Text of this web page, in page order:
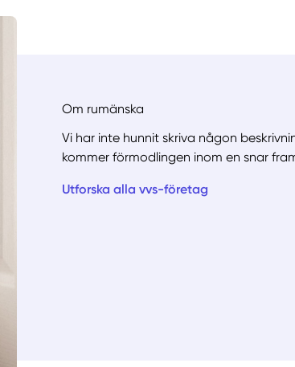
Manuellt
Om rumänska
Vi har inte hunnit skriva någon
kommer förmodlingen inom en snar
Utforska alla vvs-företag